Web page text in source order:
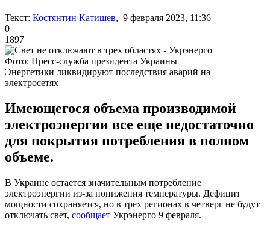
Текст: Костянтин Катишев, 9 февраля 2023, 11:36
0
1897
Фото: Пресс-служба президента Украины
Энергетики ликвидируют последствия аварий на
электросетях
Имеющегося объема производимой
электроэнергии все еще недостаточно
для покрытия потребления в полном
объеме.
В Украине остается значительным потребление
электроэнергии из-за понижения температуры. Дефицит
мощности сохраняется, но в трех регионах в четверг не будут
отключать свет, сообщает Укрэнерго 9 февраля.